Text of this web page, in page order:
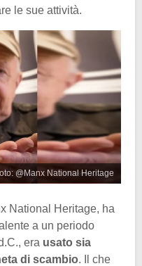
le sue attività.
@Manx National Heritage
National Heritage, ha
a un periodo
era usato sia
di scambio. Il che